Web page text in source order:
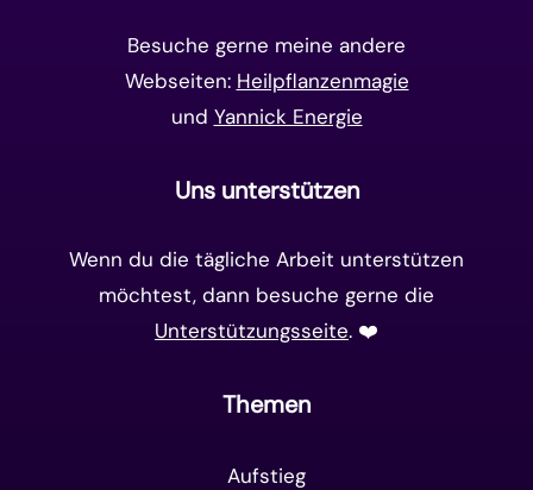
Besuche gerne meine andere
Webseiten: Heilpflanzenmagie
und Yannick Energie
Uns unterstützen
Wenn du die tägliche Arbeit unterstützen
möchtest, dann besuche gerne die
Unterstützungsseite. ❤️️
Themen
Aufstieg